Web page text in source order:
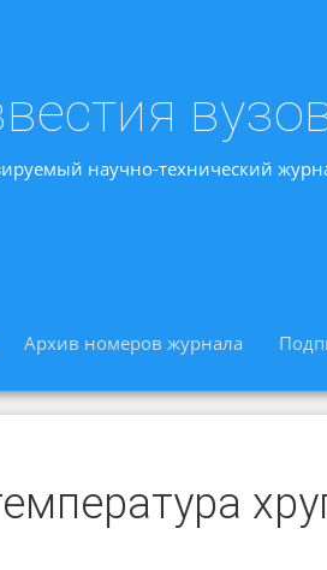
научно-технический
Архив номеров журнала